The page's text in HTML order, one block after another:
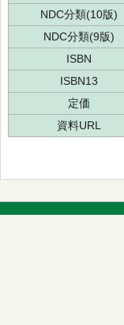
NDC分類(10版)
NDC分類(9版)
ISBN
ISBN13
定価
資料URL